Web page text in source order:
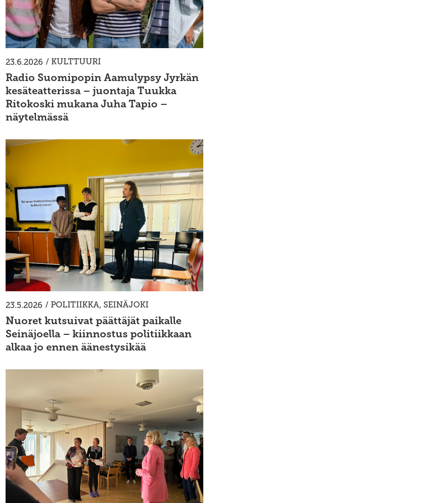
23.6.2026 / KULTTUURI
Radio Suomipopin Aamulypsy Jyrkän
kesäteatterissa – juontaja Tuukka
Ritokoski mukana Juha Tapio –
näytelmässä
23.5.2026 / POLITIIKKA,SEINÄJOKI
Nuoret kutsuivat päättäjät paikalle
Seinäjoella – kiinnostus politiikkaan
alkaa jo ennen äänestysikää